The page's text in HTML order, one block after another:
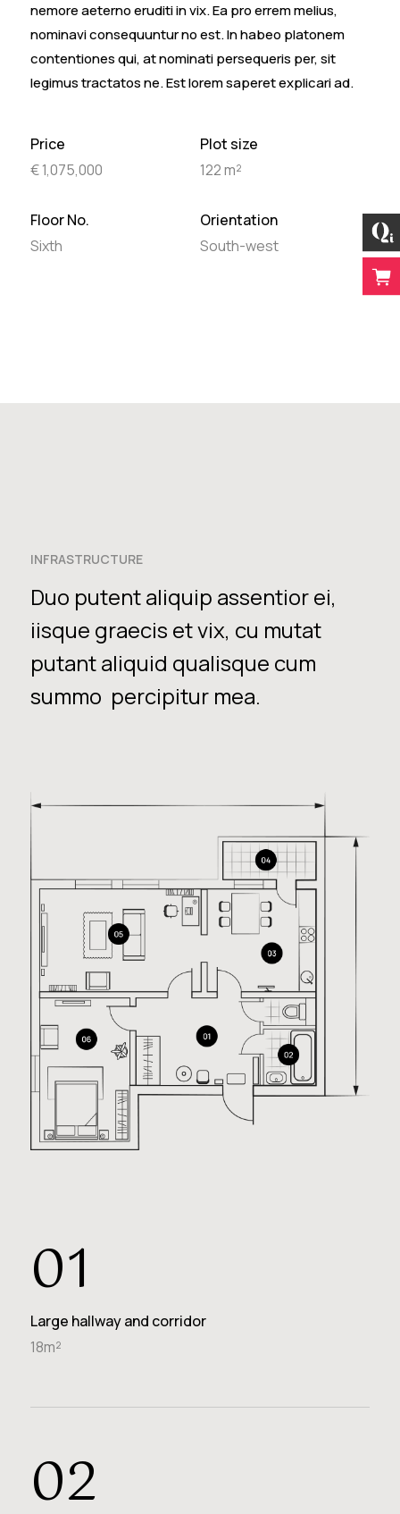
nemore aeterno eruditi in vix. Ea pro errem melius,
nominavi consequuntur no est. In habeo platonem
contentiones qui, at nominati persequeris per, sit
legimus tractatos ne. Est lorem saperet explicari ad.
Price
€ 1,075,000
Plot size
122 m²
Floor No.
Sixth
Orientation
South-west
INFRASTRUCTURE
Duo putent aliquip assentior ei,
iisque graecis et vix, cu mutat
putant aliquid qualisque cum
summo percipitur mea.
01
Large hallway and corridor
18m²
02